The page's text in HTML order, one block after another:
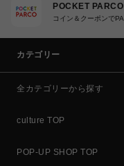
POCKET PARCO
コイン＆クーポンで
カテゴリー
全カテゴリーから探す
culture TOP
POP-UP SHOP TOP